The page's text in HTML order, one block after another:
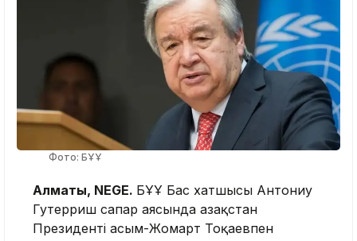
Фото: БҰҰ
Алматы, NEGE. БҰҰ Бас хатшысы Антониу
Гутерриш сапар аясында Қазақстан
Президенті Қасым-Жомарт Тоқаевпен